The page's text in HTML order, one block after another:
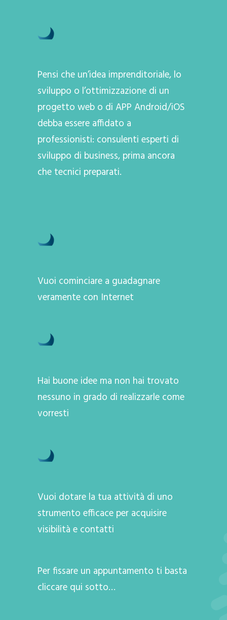
Pensi che un’idea imprenditoriale, lo
sviluppo o l’ottimizzazione di un
progetto web o di APP Android/iOS
debba essere affidato a
professionisti: consulenti esperti di
sviluppo di business, prima ancora
che tecnici preparati.
Vuoi cominciare a guadagnare
veramente con Internet
Hai buone idee ma non hai trovato
nessuno in grado di realizzarle come
vorresti
Vuoi dotare la tua attività di uno
strumento efficace per acquisire
visibilità e contatti
Per fissare un appuntamento ti basta
cliccare qui sotto…